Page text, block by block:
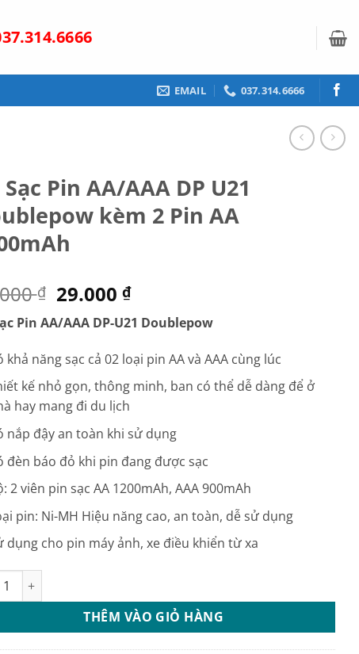
EMAIL 037.314.6666
Sạc Pin AA/AAA DP U21
kèm 2 Pin AA
₫ Giá
gốc
là:
40.000 ₫.
29.000 ₫Giá
hiện
tại
là:
29.000 ₫.
Pin AA/AAA DP-U21 Doublepow
khả năng sạc cả 02 loại pin AA và AAA cùng lúc
kế nhỏ gọn, thông minh, ban có thể dễ dàng để ở
hay mang đi du lịch
nắp đậy an toàn khi sử dụng
đèn báo đỏ khi pin đang được sạc
2 viên pin sạc AA 1200mAh, AAA 900mAh
pin: Ni-MH Hiệu năng cao, an toàn, dễ sử dụng
dụng cho pin máy ảnh, xe điều khiển từ xa
Pin AA/AAA DP U21 Doublepow kèm 2 Pin AA 1200mAh số
THÊM VÀO GIỎ HÀNG